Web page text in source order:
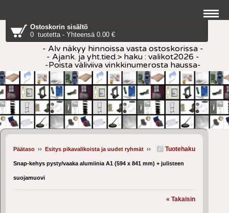
Ostoskorin sisältö
0 tuotetta - Yhteensä 0.00 €
- Alv näkyy hinnoissa vasta ostoskorissa -
- Ajank. ja yht.tied.> haku : valikot2026 -
-Poista väliviiva vinkkinumerosta haussa-
Tuotehaku
Päätaso ›› Esitys pikavalikoista ja uudet ryhmät ››
Snap-kehys pysty/vaaka alumiinia A1 (594 x 841 mm) + julisteen
suojamuovi
« Takaisin